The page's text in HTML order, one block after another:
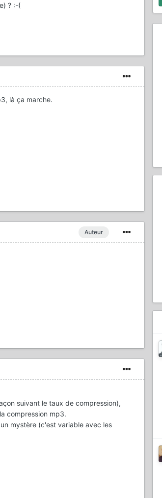
? :-(
là ça marche.
Auteur
suivant le taux de compression),
compression mp3.
mystère (c'est variable avec les